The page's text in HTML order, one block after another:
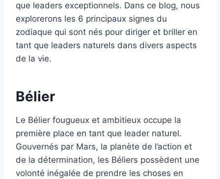
que leaders exceptionnels. Dans ce blog, nous
explorerons les 6 principaux signes du
zodiaque qui sont nés pour diriger et briller en
tant que leaders naturels dans divers aspects
de la vie.
Bélier
Le Bélier fougueux et ambitieux occupe la
première place en tant que leader naturel.
Gouvernés par Mars, la planète de l’action et
de la détermination, les Béliers possèdent une
volonté inégalée de prendre les choses en